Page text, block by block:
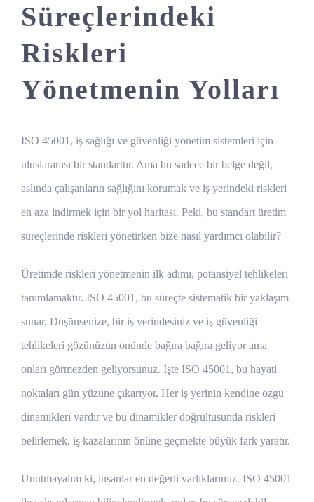
Süreçlerindeki
Riskleri
Yönetmenin Yolları
ISO 45001, iş sağlığı ve güvenliği yönetim sistemleri için
uluslararası bir standarttır. Ama bu sadece bir belge değil,
aslında çalışanların sağlığını korumak ve iş yerindeki riskleri
en aza indirmek için bir yol haritası. Peki, bu standart üretim
süreçlerinde riskleri yönetirken bize nasıl yardımcı olabilir?
Üretimde riskleri yönetmenin ilk adımı, potansiyel tehlikeleri
tanımlamaktır. ISO 45001, bu süreçte sistematik bir yaklaşım
sunar. Düşünsenize, bir iş yerindesiniz ve iş güvenliği
tehlikeleri gözünüzün önünde bağıra bağıra geliyor ama
onları görmezden geliyorsunuz. İşte ISO 45001, bu hayati
noktaları gün yüzüne çıkarıyor. Her iş yerinin kendine özgü
dinamikleri vardır ve bu dinamikler doğrultusunda riskleri
belirlemek, iş kazalarının önüne geçmekte büyük fark yaratır.
Unutmayalım ki, insanlar en değerli varlıklarımız. ISO 45001